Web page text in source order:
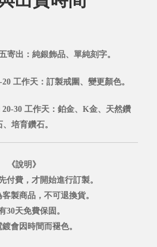
寄出：純銀飾品、單純刻字。
工作天：訂製戒圍、變更顏色。
20-30 工作天：鉑金、K金、天然鑽
、培育鑽石。
《說明》
付費，才開始進行訂製。
製商品，不可退換貨。
30天免費保固。
會因時間而褪色。